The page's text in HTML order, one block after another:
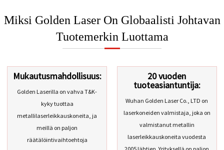
Miksi Golden Laser On Globaalisti Johtavan
Tuotemerkin Luottama
Mukautusmahdollisuus:
Golden Laserilla on vahva T&K-
kyky tuottaa
metallilaserleikkauskoneita, ja
meillä on paljon
räätälöintivaihtoehtoja
20 vuoden
tuoteasiantuntija:
Wuhan Golden Laser Co., LTD on
laserkoneiden valmistaja, joka on
valmistanut metallin
laserleikkauskoneita vuodesta